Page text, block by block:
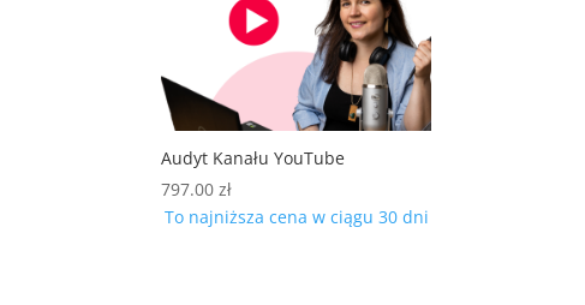
Audyt Kanału YouTube
797.00zł
To najniższa cena w ciągu 30 dni